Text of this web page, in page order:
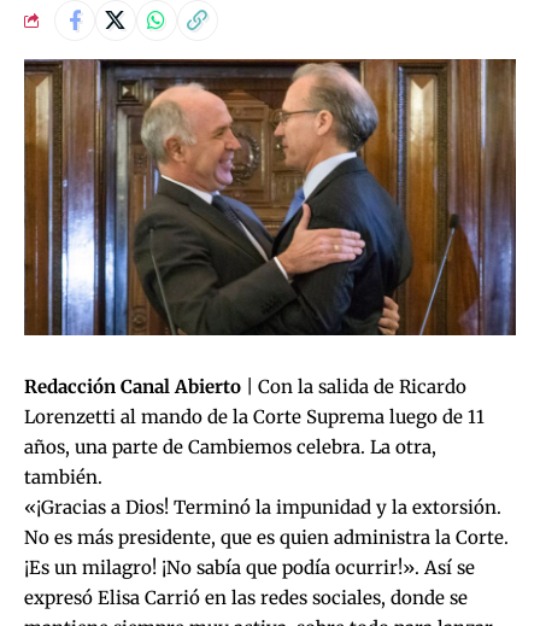
Redacción Canal Abierto | Con la salida de Ricardo
Lorenzetti al mando de la Corte Suprema luego de 11
años, una parte de Cambiemos celebra. La otra,
también.
«¡Gracias a Dios! Terminó la impunidad y la extorsión.
No es más presidente, que es quien administra la Corte.
¡Es un milagro! ¡No sabía que podía ocurrir!». Así se
expresó Elisa Carrió en las redes sociales, donde se